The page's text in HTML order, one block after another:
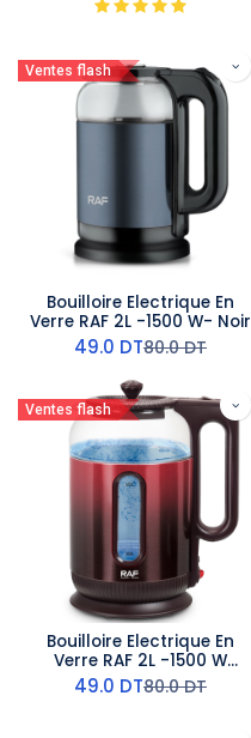
Ventes flash
Bouilloire Electrique En
Verre RAF 2L -1500 W- Noir
49.0 DT80.0DT
Ventes flash
Bouilloire Electrique En
Verre RAF 2L -1500 W
Rouge
49.0 DT80.0DT